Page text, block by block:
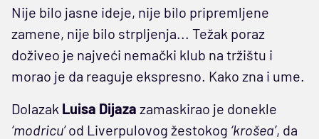
Nije bilo jasne ideje, nije bilo pripremljene
zamene, nije bilo strpljenja... Težak poraz
doživeo je najveći nemački klub na tržištu i
morao je da reaguje ekspresno. Kako zna i ume.
Dolazak Luisa Dijaza zamaskirao je donekle
‘modricu’od Liverpulovog žestokog ‘krošea’, da